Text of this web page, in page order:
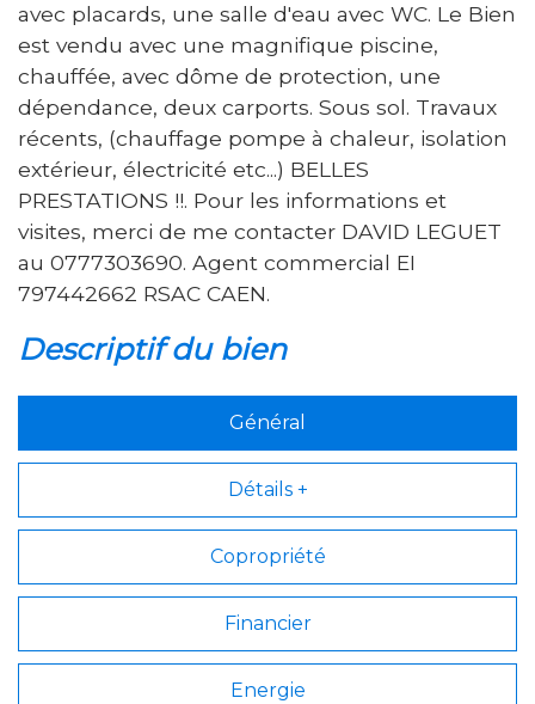
avec placards, une salle d'eau avec WC. Le Bien
est vendu avec une magnifique piscine,
chauffée, avec dôme de protection, une
dépendance, deux carports. Sous sol. Travaux
récents, (chauffage pompe à chaleur, isolation
extérieur, électricité etc...) BELLES
PRESTATIONS !!. Pour les informations et
visites, merci de me contacter DAVID LEGUET
au 0777303690. Agent commercial EI
797442662 RSAC CAEN.
descriptif du bien
Général
Détails +
Copropriété
Financier
Energie